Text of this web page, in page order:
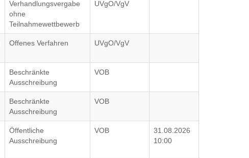
Verhandlungsvergabe
ohne
Teilnahmewettbewerb
UVgO/VgV
Offenes Verfahren UVgO/VgV
Beschränkte
Ausschreibung
VOB
Beschränkte
Ausschreibung
VOB
Öffentliche
Ausschreibung
VOB
31.08.2026
10:00